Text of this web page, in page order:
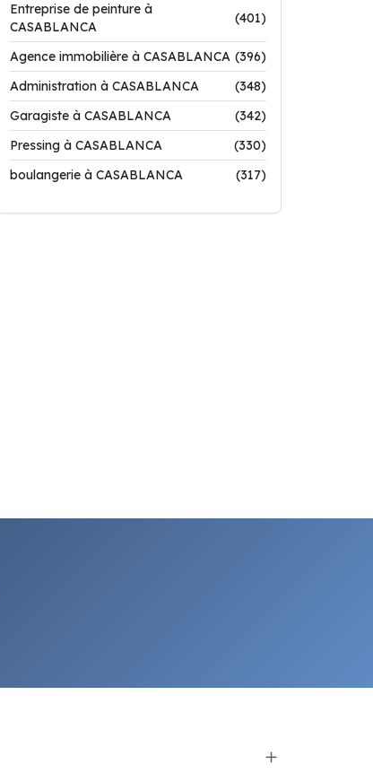
Entreprise de peinture à
CASABLANCA
(401)
Agence immobilière à CASABLANCA (396)
Administration à CASABLANCA
(348)
Garagiste à CASABLANCA
(342)
Pressing à CASABLANCA
(330)
boulangerie à CASABLANCA
(317)